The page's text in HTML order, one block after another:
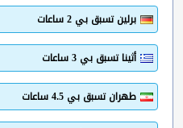
برلين تسبق بي 2 ساعات
أثينا تسبق بي 3 ساعات
طهران تسبق بي 4.5 ساعات